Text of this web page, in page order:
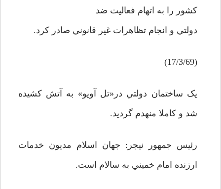
کشور را به اتهام فعاليت ضد
دولتي و انجام تظاهرات غير قانوني صادر کرد.
(17/3/69)
يک ساختمان دولتي در«تل آويو» به آتش کشيده
شد و کاملا منهدم گرديد.
رئيس جمهور نيجر: جهان اسلام مديون خدمات
ارزنده امام خميني به سالام است.